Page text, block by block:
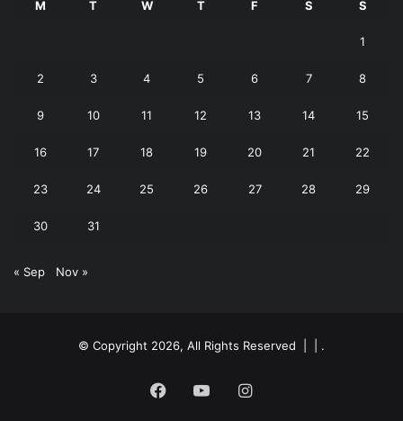
M T W T F S S
1
2 3 4 5 6 7 8
9 10 11 12 13 14 15
16 17 18 19 20 21 22
23 24 25 26 27 28 29
30 31
« Sep Nov »
© Copyright 2026, All Rights Reserved | | .
Facebook
YouTubeInstagram